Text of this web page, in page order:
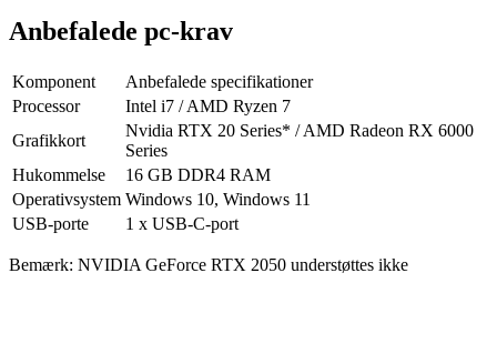
Anbefalede pc-krav
Komponent
Anbefalede specifikationer
Processor
Intel i7 / AMD Ryzen 7
Grafikkort
Nvidia RTX 20 Series* / AMD Radeon RX 6000
Series
Hukommelse
16 GB DDR4 RAM
Operativsystem Windows 10, Windows 11
USB-porte
1 x USB-C-port
Bemærk: NVIDIA GeForce RTX 2050 understøttes ikke